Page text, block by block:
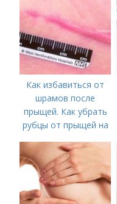
Как избавиться от
шрамов после
прыщей. Как убрать
рубцы от прыщей на